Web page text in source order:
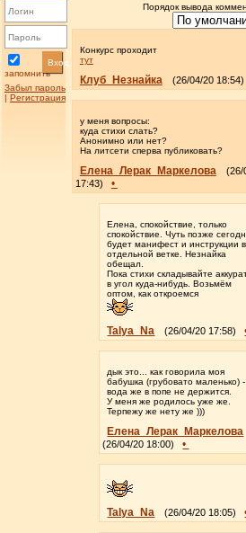
запомнить
Вход
Забыл пароль
| Регистрация
Порядок вывода
Конкурс проходит
тут
Клуб_Незнайка (26/04/20 18:54)
у меня вопросы:
куда стихи слать?
Анонимно или нет?
На литсети сперва публиковать?
Елена_Лерак_Маркелова
(26/
17:43)
•
Елена, спокойствие, только
спокойствие. Чуть позже
будет манифест и инструкции в
отдельной ветке. Незнайка
обещал.
Пока стихи складывайте
в угол куда-нибудь. Возьмём
оптом, как откроемся
Talya_Na (26/04/20 17:58)
дык это... как говорила моя
бабушка (грубовато маленько) -
вода же в попе не держится.
У меня же родилось уже же.
Терпежу же нету же )))
Елена_Лерак_Маркелова
(26/04/20 18:00) •
Talya_Na (26/04/20 18:05)